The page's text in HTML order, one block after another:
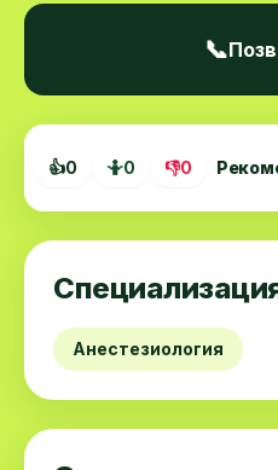
👍0 🤷0 👎0
Анестезиология
📞